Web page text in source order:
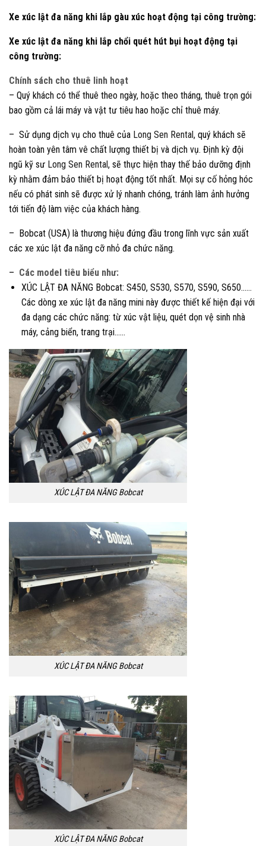
Xe xúc lật đa năng khi lắp gàu xúc hoạt động tại công trường:
Xe xúc lật đa năng khi lắp chổi quét hút bụi hoạt động tại
công trường:
Chính sách cho thuê linh hoạt
– Quý khách có thể thuê theo ngày, hoặc theo tháng, thuê trọn gói
bao gồm cả lái máy và vật tư tiêu hao hoặc chỉ thuê máy.
– Sử dụng dịch vụ cho thuê của Long Sen Rental, quý khách sẽ
hoàn toàn yên tâm vê chất lượng thiết bị và dịch vụ. Định kỳ đội
ngũ kỹ sư Long Sen Rental, sẽ thực hiện thay thế bảo dưỡng định
kỳ nhằm đảm bảo thiết bị hoạt động tốt nhất. Mọi sự cố hỏng hóc
nếu có phát sinh sẽ được xử lý nhanh chóng, tránh làm ảnh hưởng
tới tiến độ làm việc của khách hàng.
– Bobcat (USA) là thương hiệu đứng đầu trong lĩnh vực sản xuất
các xe xúc lật đa năng cỡ nhỏ đa chức năng.
– Các model tiêu biểu như:
XÚC LẬT ĐA NĂNG Bobcat: S450, S530, S570, S590, S650……
Các dòng xe xúc lật đa năng mini này được thiết kế hiện đại với
đa dạng các chức năng: từ xúc vật liệu, quét dọn vệ sinh nhà
máy, cảng biển, trang trại……
XÚC LẬT ĐA NĂNG Bobcat
XÚC LẬT ĐA NĂNG Bobcat
XÚC LẬT ĐA NĂNG Bobcat